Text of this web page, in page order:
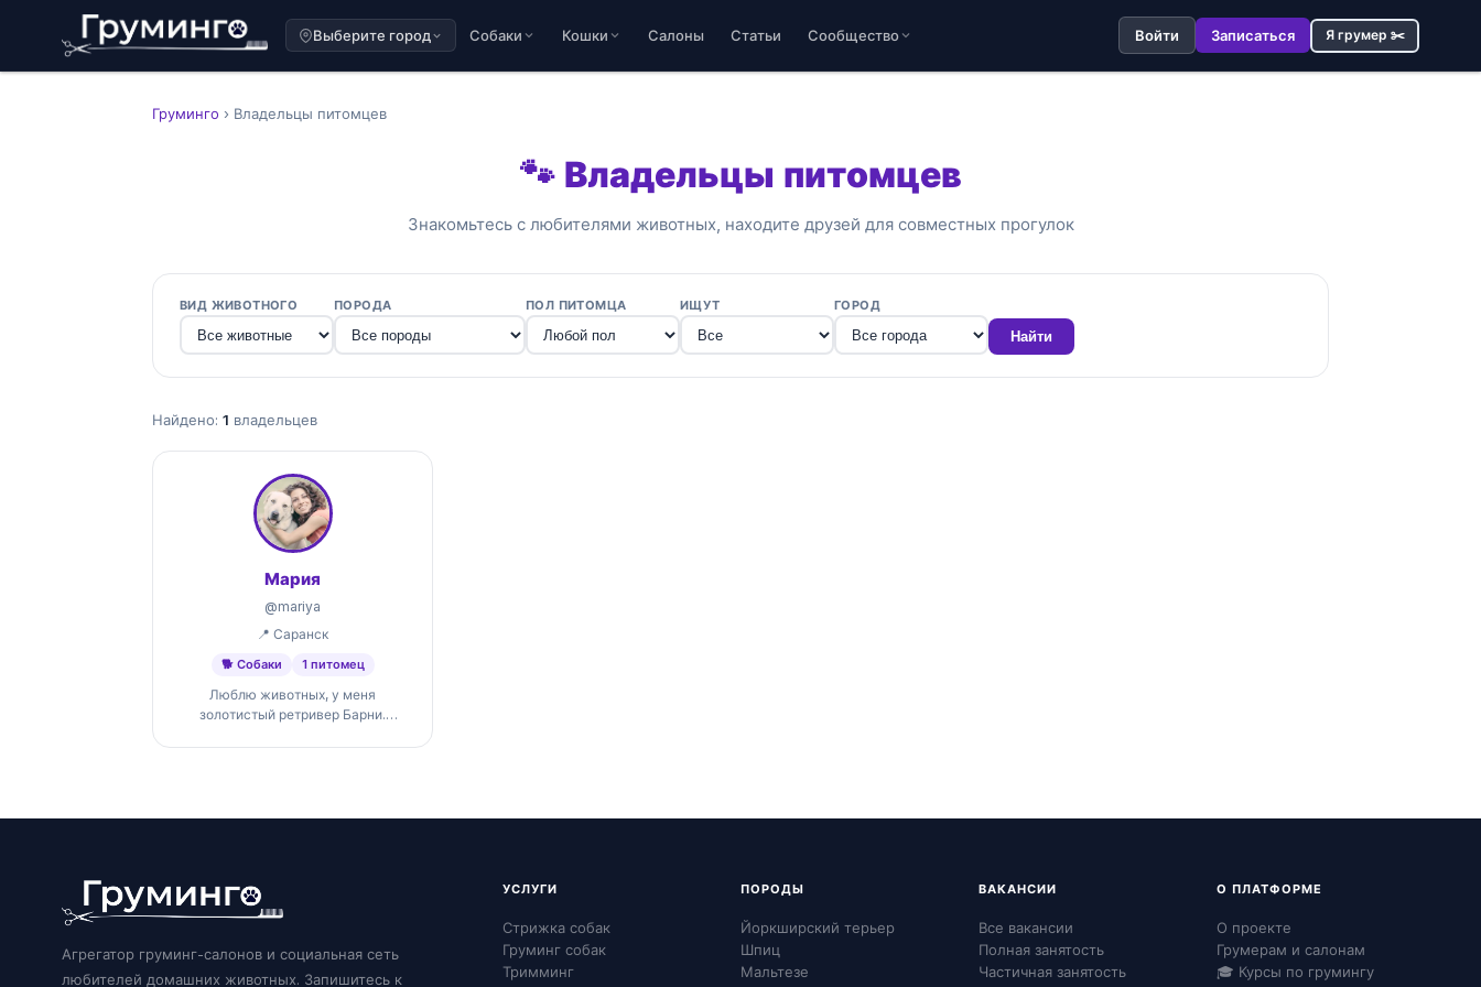
Выберите город Собаки Кошки Салоны Статьи Сообщество Войти Записаться Я грумер ✂️
Груминго › Владельцы питомцев
🐾 Владельцы питомцев
Знакомьтесь с любителями животных, находите друзей для совместных прогулок
ВИД ЖИВОТНОГО ПОРОДА ПОЛ ПИТОМЦА ИЩУТ ГОРОД
Найти
Найдено: 1 владельцев
Мария
@mariya
📍 Саранск
🐕 Собаки 1 питомец
Люблю животных, у меня
золотистый ретривер Барни.
Агрегатор груминг-салонов и социальная сеть
любителей домашних животных. Запишитесь к
УСЛУГИ
Стрижка собак
Груминг собак
Тримминг
ПОРОДЫ
Йоркширский терьер
Шпиц
Мальтезе
ВАКАНСИИ
Все вакансии
Полная занятость
Частичная занятость
О ПЛАТФОРМЕ
О проекте
Грумерам и салонам
🎓 Курсы по грумингу